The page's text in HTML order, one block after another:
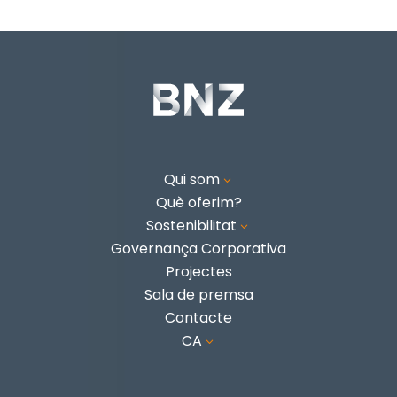
Qui som3
Què oferim?
Sostenibilitat 3
Governança Corporativa
Projectes
Sala de premsa
Contacte
CA 3